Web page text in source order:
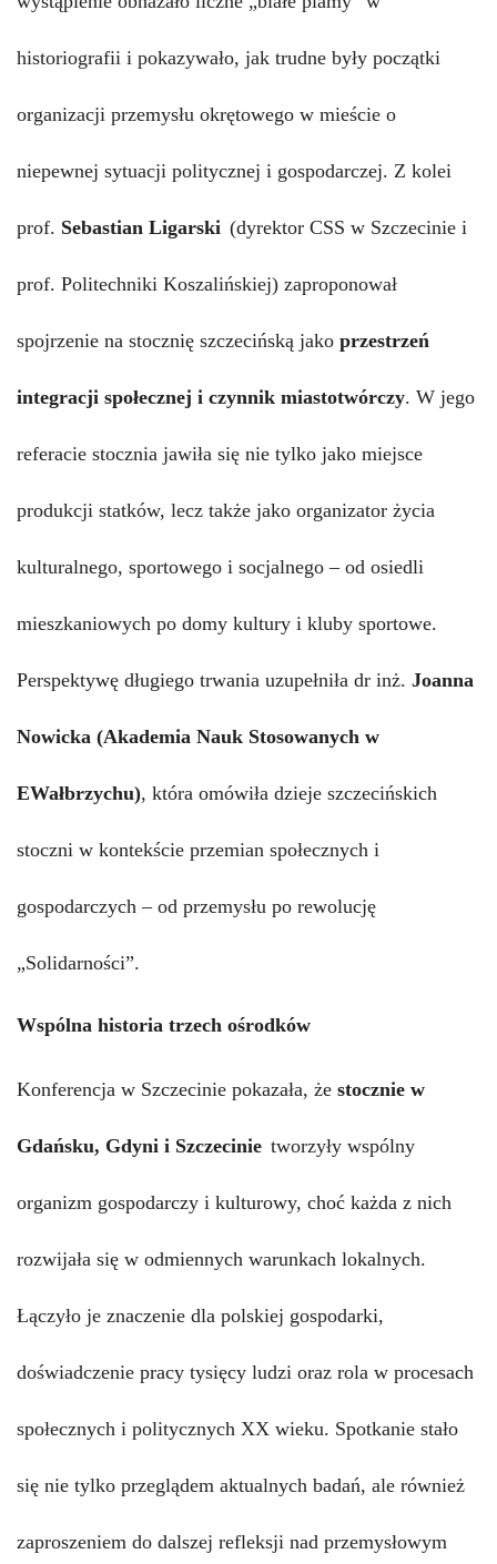
historiografii i pokazywało, jak trudne były początki
organizacji przemysłu okrętowego w mieście o
niepewnej sytuacji politycznej i gospodarczej. Z kolei
prof. Sebastian Ligarski (dyrektor CSS w Szczecinie i
prof. Politechniki Koszalińskiej) zaproponował
spojrzenie na stocznię szczecińską jako przestrzeń
integracji społecznej i czynnik miastotwórczy. W jego
referacie stocznia jawiła się nie tylko jako miejsce
produkcji statków, lecz także jako organizator życia
kulturalnego, sportowego i socjalnego – od osiedli
mieszkaniowych po domy kultury i kluby sportowe.
Perspektywę długiego trwania uzupełniła dr inż. Joanna
Nowicka (Akademia Nauk Stosowanych w
EWałbrzychu), która omówiła dzieje szczecińskich
stoczni w kontekście przemian społecznych i
gospodarczych – od przemysłu po rewolucję
„Solidarności”.
Wspólna historia trzech ośrodków
Konferencja w Szczecinie pokazała, że stocznie w
Gdańsku, Gdyni i Szczecinie tworzyły wspólny
organizm gospodarczy i kulturowy, choć każda z nich
rozwijała się w odmiennych warunkach lokalnych.
Łączyło je znaczenie dla polskiej gospodarki,
doświadczenie pracy tysięcy ludzi oraz rola w procesach
społecznych i politycznych XX wieku. Spotkanie stało
się nie tylko przeglądem aktualnych badań, ale również
zaproszeniem do dalszej refleksji nad przemysłowym